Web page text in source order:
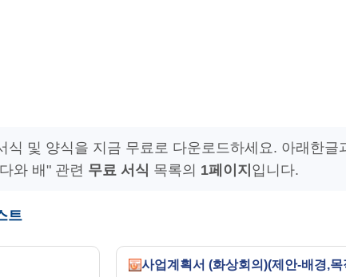
식 및 양식을 지금 무료로 다운로드하세요. 아래한글
와 배" 관련 무료 서식 목록의 1페이지 입니다.
트